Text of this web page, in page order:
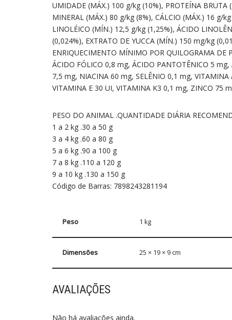
UMIDADE (MÁX.) 100 g/kg (10%), PROTEÍNA
MINERAL (MÁX.) 80 g/kg (8%), CÁLCIO (MÁX.) 16 g/
LINOLÉICO (MÍN.) 12,5 g/kg (1,25%), ÁCIDO
(0,024%), EXTRATO DE YUCCA (MÍN.) 150 mg/kg
ENRIQUECIMENTO MÍNIMO POR QUILOGRAMA DE
ÁCIDO FÓLICO 0,8 mg, ÁCIDO PANTOTÊNICO 5
7,5 mg, NIACINA 60 mg, SELÊNIO 0,1 mg,
VITAMINA E 30 UI, VITAMINA K3 0,1 mg, ZINCO 75
PESO DO ANIMAL .QUANTIDADE DIÁRIA
1 a 2 kg .30 a 50 g
3 a 4 kg .60 a 80 g
5 a 6 kg .90 a 100 g
7 a 8 kg .110 a 120 g
9 a 10 kg .130 a 150 g
Código de Barras: 7898243281194
Peso 1 kg
Dimensões 25 × 19 × 9 cm
AVALIAÇÕES
Não há avaliações ainda.